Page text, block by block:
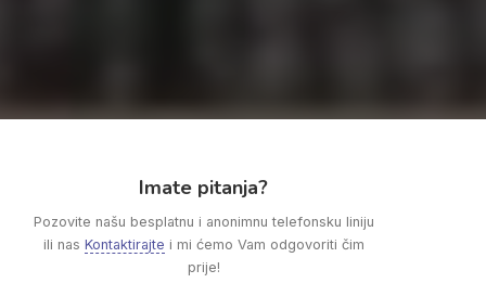
Imate pitanja?
Pozovite našu besplatnu i anonimnu telefonsku liniju
ili nas Kontaktirajte i mi ćemo Vam odgovoriti čim
prije!